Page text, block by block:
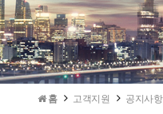
홈 고객지원 공지사항